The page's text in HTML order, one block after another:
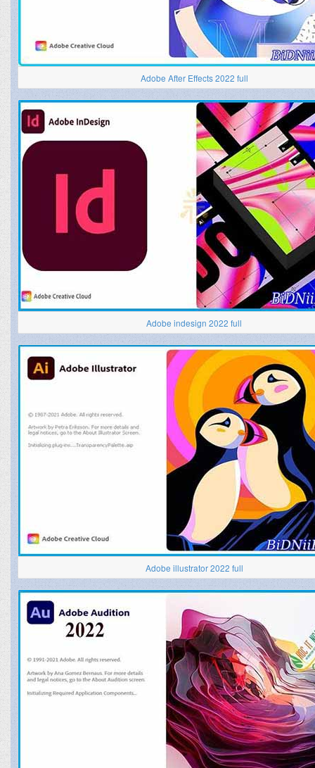
Adobe After Effects 2022 full
Adobe indesign 2022 full
Adobe illustrator 2022 full